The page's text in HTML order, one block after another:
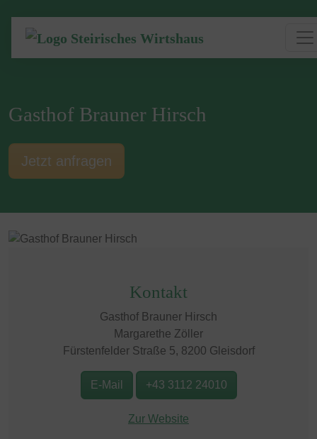
Gasthof Brauner Hirsch
Jetzt anfragen
Kontakt
Gasthof Brauner Hirsch
Margarethe Zöller
Fürstenfelder Straße 5, 8200 Gleisdorf
E-Mail +43 3112 24010
Zur Website